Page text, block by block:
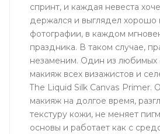
спринт, и каждая невеста
держался и выглядел хорошо
фотографии, в каждом
праздника. В таком случае,
незаменим. Один из любимых
макияж всех визажистов и
The Liquid Silk Canvas Primer.
макияж на долгое время,
текстуру кожи, не меняет
основы и работает как с